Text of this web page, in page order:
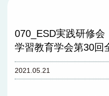
070_ESD実践研修
学習教育学会第30回
2021.05.21